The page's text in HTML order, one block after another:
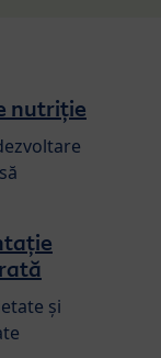
nutriție
și